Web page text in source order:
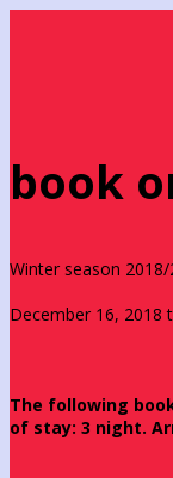
book
Winter season 2018/
December 16, 2018
The following
of stay: 3 night.